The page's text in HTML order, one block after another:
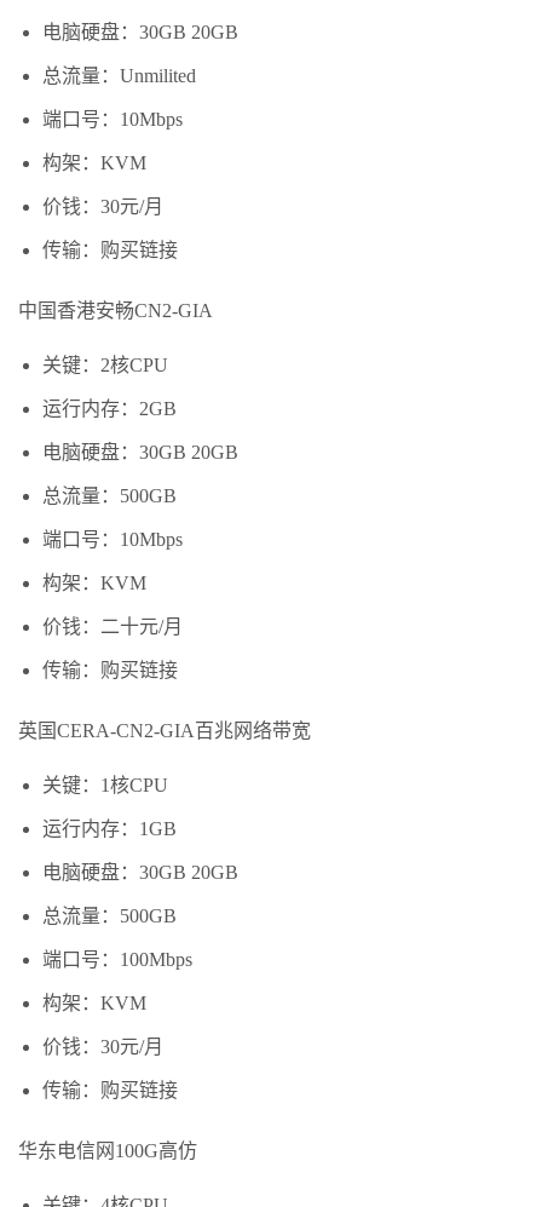
电脑硬盘：30GB 20GB
总流量：Unmilited
端口号：10Mbps
构架：KVM
价钱：30元/月
传输：购买链接
中国香港安畅CN2-GIA
关键：2核CPU
运行内存：2GB
电脑硬盘：30GB 20GB
总流量：500GB
端口号：10Mbps
构架：KVM
价钱：二十元/月
传输：购买链接
英国CERA-CN2-GIA百兆网络带宽
关键：1核CPU
运行内存：1GB
电脑硬盘：30GB 20GB
总流量：500GB
端口号：100Mbps
构架：KVM
价钱：30元/月
传输：购买链接
华东电信网100G高仿